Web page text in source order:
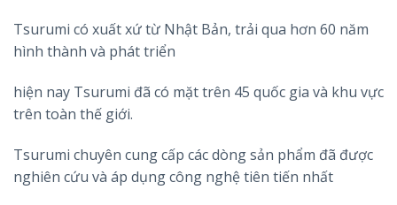
Tsurumi có xuất xứ từ Nhật Bản, trải qua hơn 60 năm
hình thành và phát triển
hiện nay Tsurumi đã có mặt trên 45 quốc gia và khu vực
trên toàn thế giới.
Tsurumi chuyên cung cấp các dòng sản phẩm đã được
nghiên cứu và áp dụng công nghệ tiên tiến nhất